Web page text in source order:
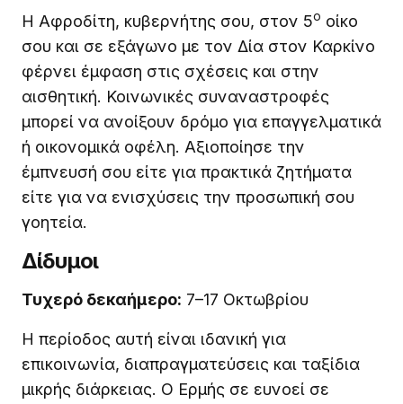
Η Αφροδίτη, κυβερνήτης σου, στον 5ο οίκο
σου και σε εξάγωνο με τον Δία στον Καρκίνο
φέρνει έμφαση στις σχέσεις και στην
αισθητική. Κοινωνικές συναναστροφές
μπορεί να ανοίξουν δρόμο για επαγγελματικά
ή οικονομικά οφέλη. Αξιοποίησε την
έμπνευσή σου είτε για πρακτικά ζητήματα
είτε για να ενισχύσεις την προσωπική σου
γοητεία.
Δίδυμοι
Τυχερό δεκαήμερο: 7–17 Οκτωβρίου
Η περίοδος αυτή είναι ιδανική για
επικοινωνία, διαπραγματεύσεις και ταξίδια
μικρής διάρκειας. Ο Ερμής σε ευνοεί σε